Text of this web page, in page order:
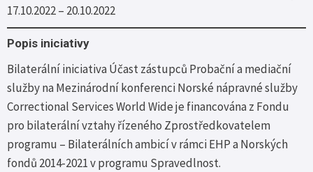
17.10.2022 – 20.10.2022
Popis iniciativy
Bilaterální iniciativa Účast zástupců Probační a mediační
služby na Mezinárodní konferenci Norské nápravné služby
Correctional Services World Wide je financována z Fondu
pro bilaterální vztahy řízeného Zprostředkovatelem
programu – Bilaterálních ambicí v rámci EHP a Norských
fondů 2014-2021 v programu Spravedlnost.